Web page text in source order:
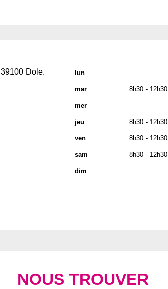
39100 Dole.
lun
mar 8h30 - 12h30
mer
jeu 8h30 - 12h30
ven 8h30 - 12h30
sam 8h30 - 12h30
dim
NOUS TROUVER